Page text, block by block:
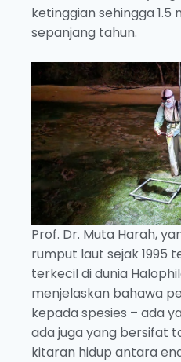
ketinggian sehingga
sepanjang tahun.
Prof. Dr. Muta Harah,
rumput laut sejak 1995
terkecil di dunia
menjelaskan bahawa
kepada spesies – ada
ada juga yang bersifat
kitaran hidup antara